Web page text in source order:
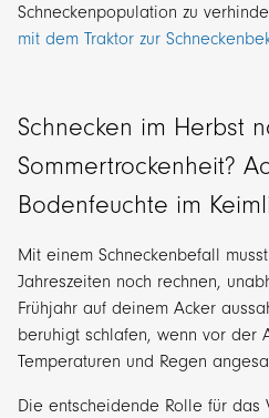
Schneckenpopulation zu
mit dem Traktor zur
Schnecken im Herbst
Sommertrockenheit?
Bodenfeuchte im
Mit einem Schneckenbefall
Jahreszeiten noch rechnen,
Frühjahr auf deinem Acker
beruhigt schlafen, wenn vor der
Temperaturen und Regen
Die entscheidende Rolle für das